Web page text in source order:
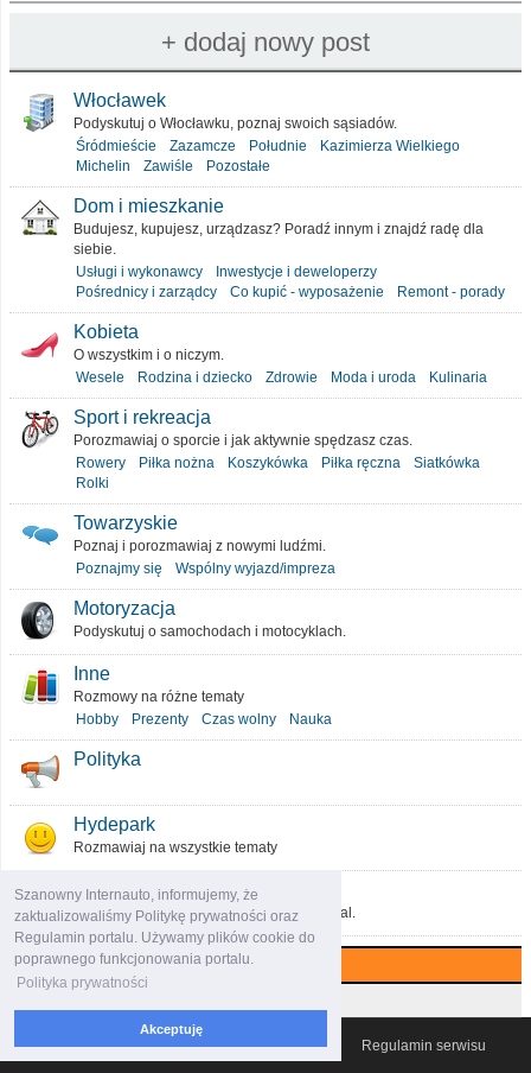
Szanowny Internauto, informujemy, że
zaktualizowaliśmy Politykę prywatności oraz
Regulamin portalu. Używamy plików cookie do
poprawnego funkcjonowania portalu.
Polityka prywatności
Akceptuję
Włocławek
Podyskutuj o Włocławku, poznaj swoich sąsiadów.
Śródmieście
Zazamcze Południe
Kazimierza Wielkiego
Michelin
Zawiśle Pozostałe
Dom i mieszkanie
Budujesz, kupujesz, urządzasz? Poradź innym i znajdź radę dla
siebie.
Usługi i wykonawcy
Inwestycje i deweloperzy
Pośrednicy i zarządcy
Co kupić - wyposażenie Remont - porady
Kobieta
O wszystkim i o niczym.
Wesele
Rodzina i dziecko Zdrowie Moda i uroda Kulinaria
Sport i rekreacja
Porozmawiaj o sporcie i jak aktywnie spędzasz czas.
Rowery
Piłka nożna Koszykówka Piłka ręczna
Siatkówka
Rolki
Towarzyskie
Poznaj i porozmawiaj z nowymi ludźmi.
Poznajmy się
Wspólny wyjazd/impreza
Motoryzacja
Podyskutuj o samochodach i motocyklach.
Inne
Rozmowy na różne tematy
Hobby
Prezenty Czas wolny Nauka
Polityka
Hydepark
Rozmawiaj na wszystkie tematy
O portalu
Podziel się pomysłami, które ulepszą portal.
Najczęściej komentowane (7 dni)
© 2007-2026 Włocławski Portal informacyjny Regulamin serwisu